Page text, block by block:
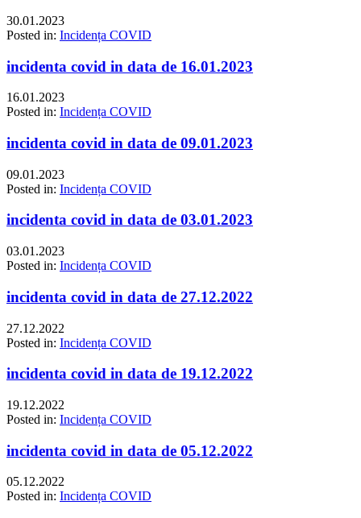
30.01.2023
Posted in: Incidența COVID
incidenta covid in data de 16.01.2023
16.01.2023
Posted in: Incidența COVID
incidenta covid in data de 09.01.2023
09.01.2023
Posted in: Incidența COVID
incidenta covid in data de 03.01.2023
03.01.2023
Posted in: Incidența COVID
incidenta covid in data de 27.12.2022
27.12.2022
Posted in: Incidența COVID
incidenta covid in data de 19.12.2022
19.12.2022
Posted in: Incidența COVID
incidenta covid in data de 05.12.2022
05.12.2022
Posted in: Incidența COVID